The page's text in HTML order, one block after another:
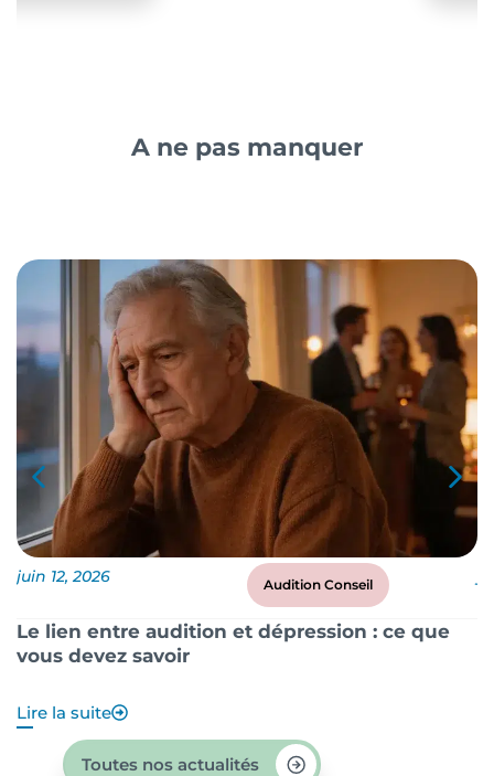
A ne pas manquer
juin 12, 2026 Audition Conseil
Le lien entre audition et dépression : ce que
vous devez savoir
Lire la suite
Toutes nos actualités